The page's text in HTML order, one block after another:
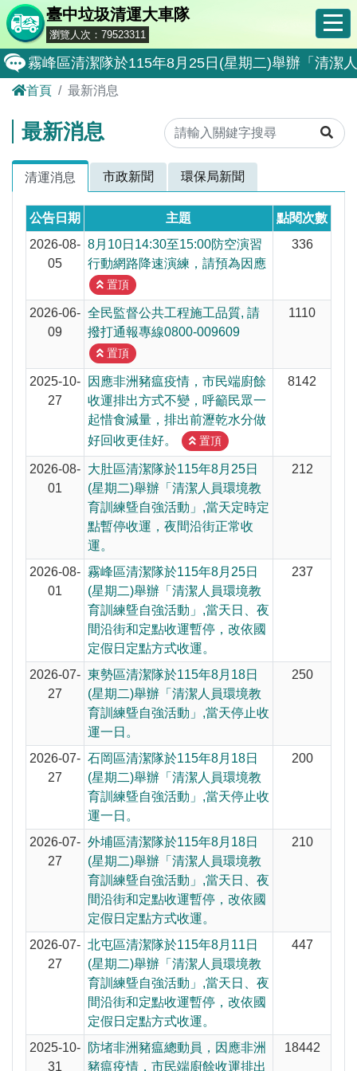
臺中垃圾清運大車隊
瀏覽人次：79523311
霧峰區清潔隊於115年8月25日(星期二)舉辦「清潔
大肚區清潔隊於115年8月25日(星期二)舉辦「清潔
北屯區清潔隊於115年8月11日(星期二)舉辦「清潔
石岡區清潔隊於115年8月18日(星期二)舉辦「清潔
東勢區清潔隊於115年8月18日(星期二)舉辦「清潔
全民監督公共工程施工品質, 請撥打通報專線0800-
防堵非洲豬瘟總動員，因應非洲豬瘟疫情，市民
因應非洲豬瘟疫情，市民端廚餘收運排出方式不變
8月10日14:30至15:00防空演習行動網路降速演練
首頁 最新消息
最新消息
清運消息 市政新聞 環保局新聞
公告日期 主題
點閱次數
2026-08-
05
8月10日14:30至15:00防空演習
行動網路降速演練，請預為因應
置頂
336
2026-06-
09
全民監督公共工程施工品質, 請
撥打通報專線0800-009609
置頂
1110
2025-10-
27
因應非洲豬瘟疫情，市民端廚餘
收運排出方式不變，呼籲民眾一
起惜食減量，排出前瀝乾水分做
好回收更佳好。
置頂
8142
2026-08-
01
大肚區清潔隊於115年8月25日
(星期二)舉辦「清潔人員環境教
育訓練曁自強活動」,當天定時定
點暫停收運，夜間沿街正常收
運。
212
2026-08-
01
霧峰區清潔隊於115年8月25日
(星期二)舉辦「清潔人員環境教
育訓練曁自強活動」,當天日、夜
間沿街和定點收運暫停，改依國
定假日定點方式收運。
237
2026-07-
27
東勢區清潔隊於115年8月18日
(星期二)舉辦「清潔人員環境教
育訓練曁自強活動」,當天停止收
運一日。
250
2026-07-
27
石岡區清潔隊於115年8月18日
(星期二)舉辦「清潔人員環境教
育訓練曁自強活動」,當天停止收
運一日。
200
2026-07-
27
外埔區清潔隊於115年8月18日
(星期二)舉辦「清潔人員環境教
育訓練曁自強活動」,當天日、夜
間沿街和定點收運暫停，改依國
定假日定點方式收運。
210
2026-07-
27
北屯區清潔隊於115年8月11日
(星期二)舉辦「清潔人員環境教
育訓練曁自強活動」,當天日、夜
間沿街和定點收運暫停，改依國
定假日定點方式收運。
447
2025-10-
31
防堵非洲豬瘟總動員，因應非洲
豬瘟疫情，市民端廚餘收運排出
18442